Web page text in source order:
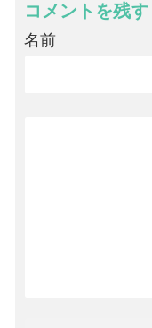
コメントを残す
名前